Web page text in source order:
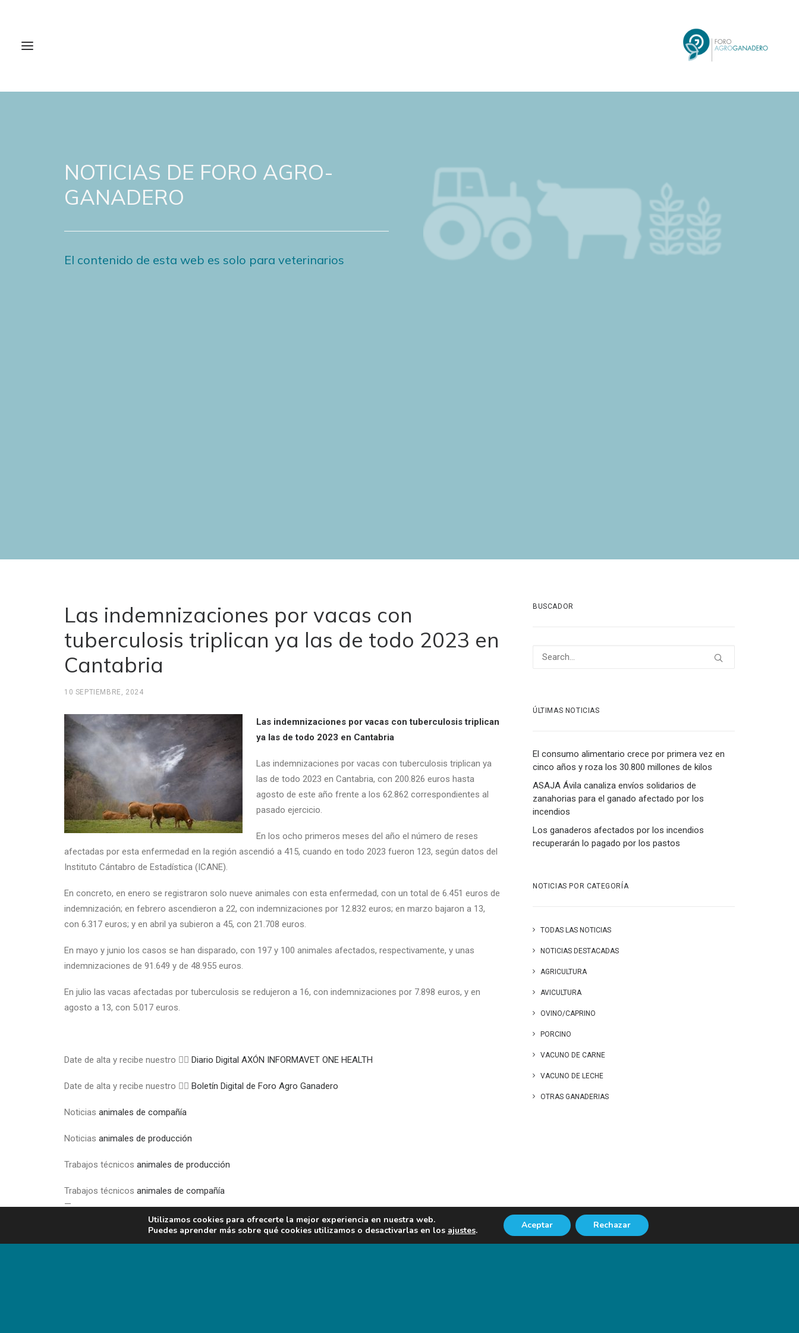
NOTICIAS DE FORO AGRO-
GANADERO
El contenido de esta web es solo para veterinarios
Las indemnizaciones por vacas con
tuberculosis triplican ya las de todo 2023 en
Cantabria
10 SEPTIEMBRE, 2024
Las indemnizaciones por vacas con tuberculosis triplican
ya las de todo 2023 en Cantabria
Las indemnizaciones por vacas con tuberculosis triplican ya
las de todo 2023 en Cantabria, con 200.826 euros hasta
agosto de este año frente a los 62.862 correspondientes al
pasado ejercicio.
En los ocho primeros meses del año el número de reses
afectadas por esta enfermedad en la región ascendió a 415, cuando en todo 2023 fueron 123, según datos del
Instituto Cántabro de Estadística (ICANE).
En concreto, en enero se registraron solo nueve animales con esta enfermedad, con un total de 6.451 euros de
indemnización; en febrero ascendieron a 22, con indemnizaciones por 12.832 euros; en marzo bajaron a 13,
con 6.317 euros; y en abril ya subieron a 45, con 21.708 euros.
En mayo y junio los casos se han disparado, con 197 y 100 animales afectados, respectivamente, y unas
indemnizaciones de 91.649 y de 48.955 euros.
En julio las vacas afectadas por tuberculosis se redujeron a 16, con indemnizaciones por 7.898 euros, y en
agosto a 13, con 5.017 euros.
Date de alta y recibe nuestro 👉🏼 Diario Digital AXÓN INFORMAVET ONE HEALTH
Date de alta y recibe nuestro 👉🏼 Boletín Digital de Foro Agro Ganadero
Noticias animales de compañía
Noticias animales de producción
Trabajos técnicos animales de producción
Trabajos técnicos animales de compañía
—
BUSCADOR
ÚLTIMAS NOTICIAS
El consumo alimentario crece por primera vez en
cinco años y roza los 30.800 millones de kilos
ASAJA Ávila canaliza envíos solidarios de
zanahorias para el ganado afectado por los
incendios
Los ganaderos afectados por los incendios
recuperarán lo pagado por los pastos
NOTICIAS POR CATEGORÍA
TODAS LAS NOTICIAS
NOTICIAS DESTACADAS
AGRICULTURA
AVICULTURA
OVINO/CAPRINO
PORCINO
VACUNO DE CARNE
VACUNO DE LECHE
OTRAS GANADERIAS
Utilizamos cookies para ofrecerte la mejor experiencia en nuestra web.
Puedes aprender más sobre qué cookies utilizamos o desactivarlas en los ajustes. Aceptar Rechazar